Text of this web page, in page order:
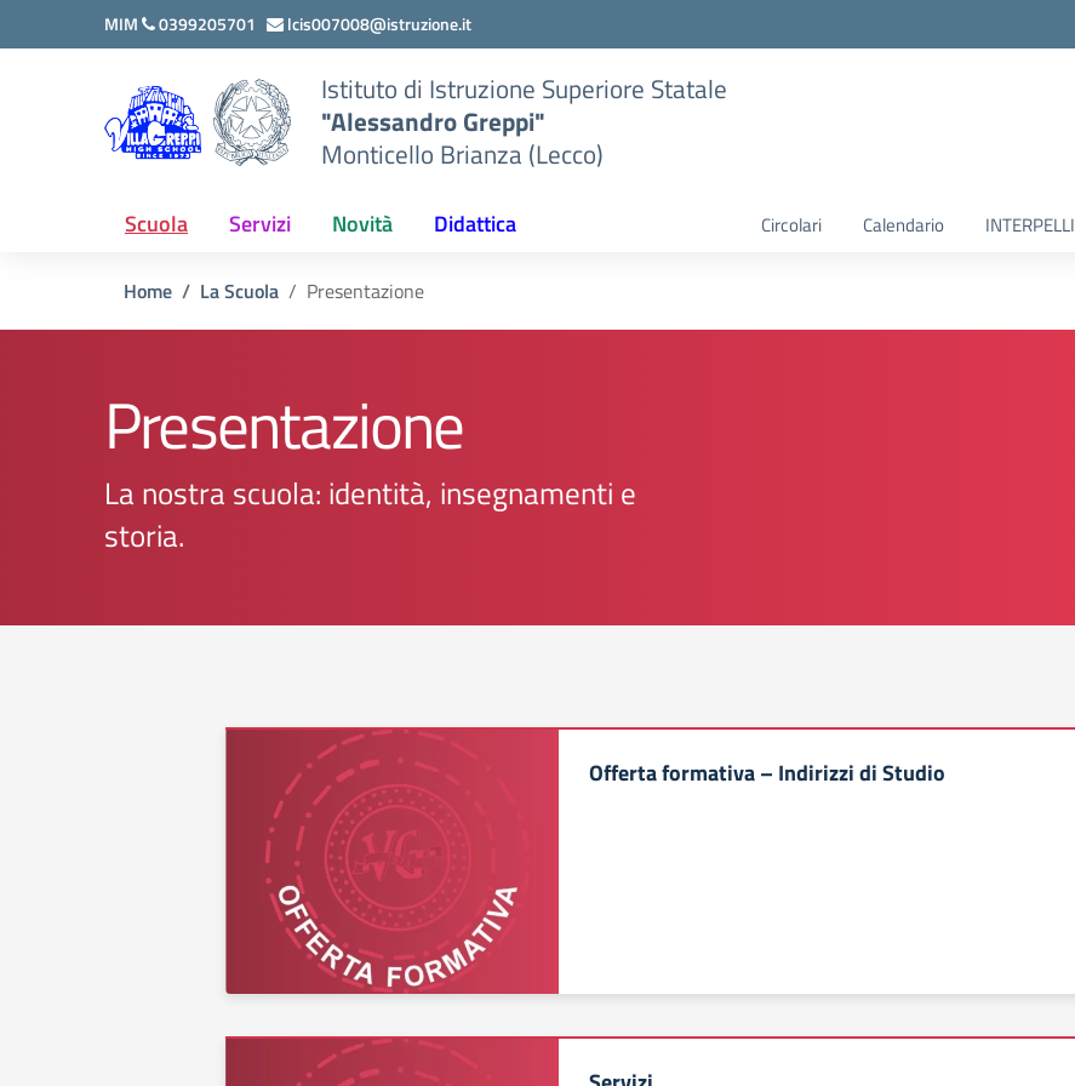
Vai ai contenuti
Vai al menu di navigazione
MIM 0399205701 lcis007008@istruzione.it
Istituto di Istruzione Superiore Statale
"Alessandro Greppi"
Monticello Brianza (Lecco)
Scuola Servizi Novità Didattica Circolari Calendario INTERPELLI
Home La Scuola Presentazione
Presentazione
La nostra scuola: identità, insegnamenti e
storia.
Offerta formativa – Indirizzi di Studio